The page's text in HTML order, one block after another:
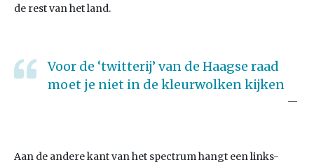
de rest van het land.
Voor de ‘twitterij’ van de Haagse raad
moet je niet in de kleurwolken kijken
Aan de andere kant van het spectrum hangt een links-